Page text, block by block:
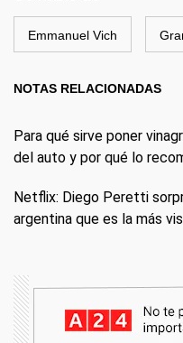
Emmanuel Vich
NOTAS RELACIONADAS
Para qué sirve poner
del auto y por qué lo
Netflix: Diego Peretti
argentina que es la más